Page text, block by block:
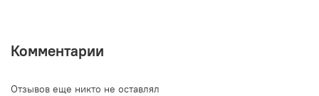
Комментарии
Отзывов еще никто не оставлял